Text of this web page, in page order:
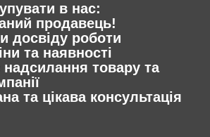
в нас:
продавець!
досвіду роботи
та наявності
товару та
та цікава консультація